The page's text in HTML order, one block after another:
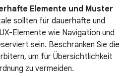
Elemente und Muster
sollten für dauerhafte und
Elemente wie Navigation und
sein. Beschränken Sie die
um für Übersichtlichkeit
zu vermeiden.